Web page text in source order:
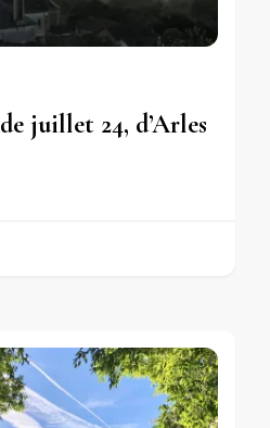
juillet 24, d’Arles